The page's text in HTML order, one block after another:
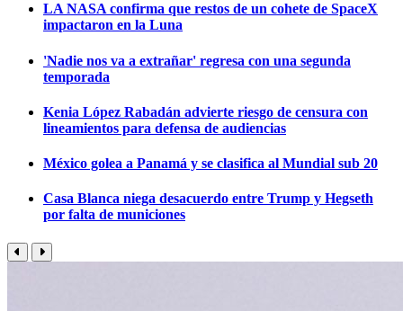
LA NASA confirma que restos de un cohete de SpaceX
impactaron en la Luna
'Nadie nos va a extrañar' regresa con una segunda
temporada
Kenia López Rabadán advierte riesgo de censura con
lineamientos para defensa de audiencias
México golea a Panamá y se clasifica al Mundial sub 20
Casa Blanca niega desacuerdo entre Trump y Hegseth
por falta de municiones